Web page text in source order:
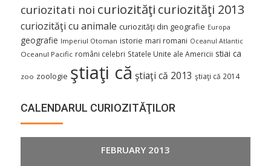
curiozitati noi curiozităţi curiozităţi 2013
curiozităţi cu animale curiozităţi din geografie Europa
geografie Imperiul Otoman istorie mari romani Oceanul Atlantic
Oceanul Pacific români celebri Statele Unite ale Americii stiai ca
zoo zoologie ştiaţi că ştiaţi că 2013 ştiaţi că 2014
CALENDARUL CURIOZITĂŢILOR
FEBRUARY 2013